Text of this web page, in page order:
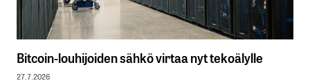
Bitcoin-louhijoiden sähkö virtaa nyt tekoälylle
27.7.2026